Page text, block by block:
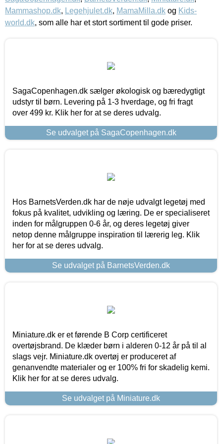
Mammashop.dk, Legehjulet.dk, MamaMilla.dk og Kids-
world.dk, som alle har et stort sortiment til gode priser.
SagaCopenhagen.dk sælger økologisk og bæredygtigt
udstyr til børn. Levering på 1-3 hverdage, og fri fragt
over 499 kr. Klik her for at se deres udvalg.
Se udvalget på SagaCopenhagen.dk
Hos BarnetsVerden.dk har de nøje udvalgt legetøj med
fokus på kvalitet, udvikling og læring. De er specialiseret
inden for målgruppen 0-6 år, og deres legetøj giver
netop denne målgruppe inspiration til lærerig leg. Klik
her for at se deres udvalg.
Se udvalget på BarnetsVerden.dk
Miniature.dk er et førende B Corp certificeret
overtøjsbrand. De klæder børn i alderen 0-12 år på til al
slags vejr. Miniature.dk overtøj er produceret af
genanvendte materialer og er 100% fri for skadelig kemi.
Klik her for at se deres udvalg.
Se udvalget på Miniature.dk